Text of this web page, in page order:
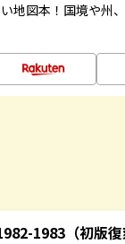
地図本！国境や州
1983（初版復